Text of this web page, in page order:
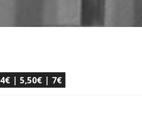
4€ | 5,50€ | 7€